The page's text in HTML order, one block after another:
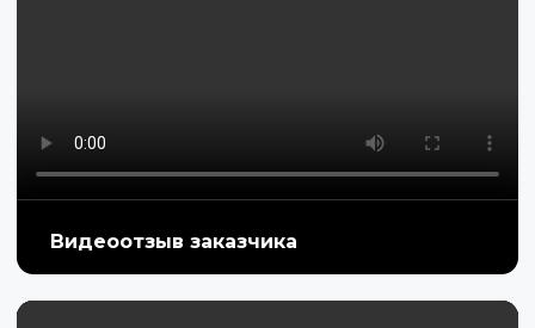
Видеоотзыв заказчика